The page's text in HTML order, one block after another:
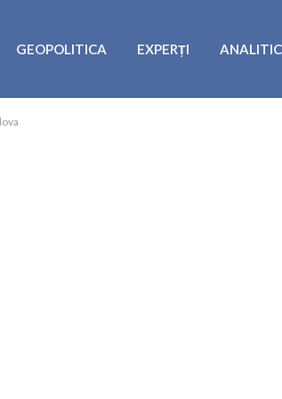
GEOPOLITICA EXPERȚI